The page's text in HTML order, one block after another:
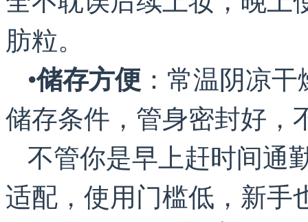
肪粒。
•储存方便 ：常温阴凉
储存条件，管身密封好，
不管你是早上赶时间通
适配，使用门槛低，新手